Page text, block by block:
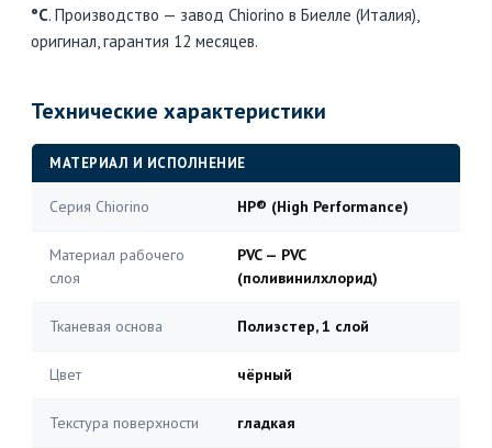
°C. Производство — завод Chiorino в Биелле (Италия),
оригинал, гарантия 12 месяцев.
Технические характеристики
МАТЕРИАЛ И ИСПОЛНЕНИЕ
Серия Chiorino HP® (High Performance)
Материал рабочего
слоя
PVC — PVC
(поливинилхлорид)
Тканевая основа Полиэстер, 1 слой
Цвет чёрный
Текстура поверхности гладкая